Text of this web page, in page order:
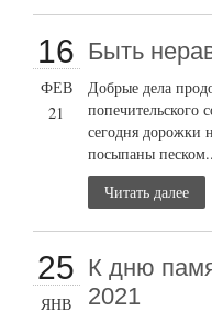
16
ФЕВ
21
Быть
Добрые дела
сегодня дорожки
посыпаны
Читать далее
25
ЯНВ
К дню
2021